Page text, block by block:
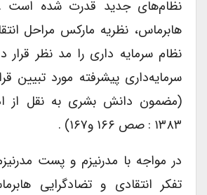
نظام‌های جدید قدرت شده است
هابرماس، نظریه مارکس مراحل
نظام سرمایه داری را مد نظر قرار
سرمایه‌داری پیشرفته مورد تبیین
(مضمون دانش بشری به نقل از
۱۳۸۳ : صص ۱۶۶ و۱۶۷) .
در مواجه با مدرنیزم و پست
تفکر انتقادی و تضادگرایی